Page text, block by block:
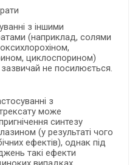
з іншими
(наприклад, солями
циклоспорином)
не посилюється.
з
може
синтезу
(у результаті чого
ефектів), однак під
такі ефекти